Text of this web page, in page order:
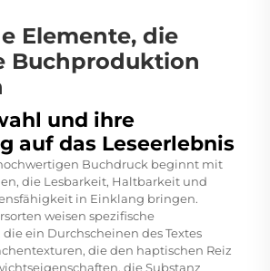
Elemente, die
Buchproduktion
und ihre
auf das Leseerlebnis
Buchdruck beginnt mit
die Lesbarkeit, Haltbarkeit und
in Einklang bringen.
weisen spezifische
ein Durchscheinen des Textes
die den haptischen Reiz
die Substanz